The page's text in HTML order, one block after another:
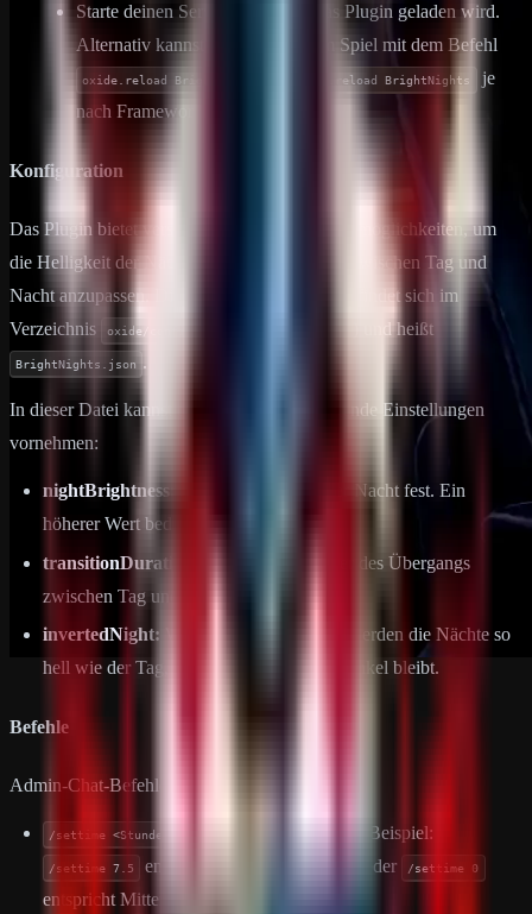
Starte deinen Server neu, damit das Plugin geladen wird.
Alternativ kannst du das Plugin im Spiel mit dem Befehl
oxide.reload BrightNights c.reload BrightNights
je
nach Framework) laden.
Konfiguration
Das Plugin bietet verschiedene Konfigurationsmöglichkeiten, um
die Helligkeit der Nächte und die Übergänge zwischen Tag und
Nacht anzupassen. Die Konfigurationsdatei befindet sich im
Verzeichnis
oxide/config ) und heißt
BrightNights.json .
In dieser Datei kannst du unter anderem folgende Einstellungen
vornehmen:
nightBrightness:
Legt die Helligkeit der Nacht fest. Ein
höherer Wert bedeutet hellere Nächte.
transitionDuration:
Bestimmt die Dauer des Übergangs
zwischen Tag und Nacht in Sekunden.
invertedNight:
gesetzt, werden die Nächte so
hell wie der Tag, während der Himmel dunkel bleibt.
Befehle
Admin-Chat-Befehle
/settime <Stunden> - Setzt die Ingame-Zeit. Beispiel:
/settime 7.5 entspricht 7:30 Uhr morgens oder /settime 0
entspricht Mitternacht.